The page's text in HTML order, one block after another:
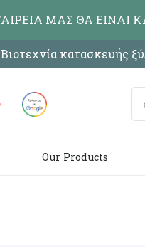
Βιοτεχνία κατασκευής
Our Products
ΜΑΣ ΘΑ ΕΙΝΑΙ